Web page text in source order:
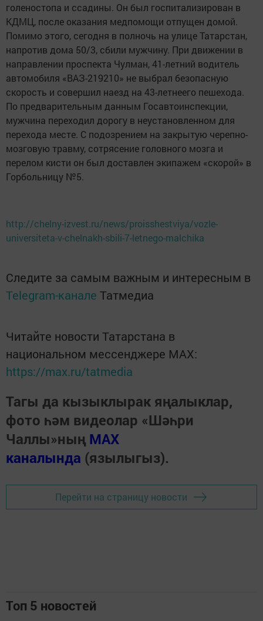
голеностопа и ссадины. Он был госпитализирован в
КДМЦ, после оказания медпомощи отпущен домой.
Помимо этого, сегодня в полночь на улице Татарстан,
напротив дома 50/3, сбили мужчину. При движении в
направлении проспекта Чулман, 41-летний водитель
автомобиля «ВАЗ-219210» не выбрал безопасную
скорость и совершил наезд на 43-летнеего пешехода.
По предварительным данным Госавтоинспекции,
мужчина переходил дорогу в неустановленном для
перехода месте. С подозрением на закрытую черепно-
мозговую травму, сотрясение головного мозга и
перелом кисти он был доставлен экипажем «скорой» в
Горбольницу №5.
http://chelny-izvest.ru/news/proisshestviya/vozle-
universiteta-v-chelnakh-sbili-7-letnego-malchika
Следите за самым важным и интересным в
Telegram-канале Татмедиа
Читайте новости Татарстана в
национальном мессенджере MАХ:
https://max.ru/tatmedia
Тагы да кызыклырак яңалыклар,
фото һәм видеолар «Шәһри
Чаллы»ның MAX
каналында (язылыгыз).
Перейти на страницу новости
Топ 5 новостей